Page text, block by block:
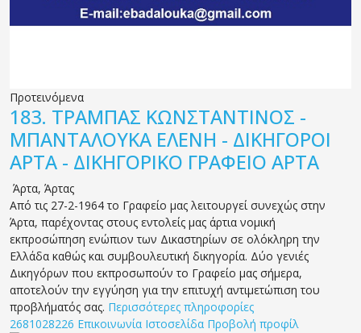
Προτεινόμενα
183. ΤΡΑΜΠΑΣ ΚΩΝΣΤΑΝΤΙΝΟΣ -
ΜΠΑΝΤΑΛΟΥΚΑ ΕΛΕΝΗ - ΔΙΚΗΓΟΡΟΙ
ΑΡΤΑ - ΔΙΚΗΓΟΡΙΚΟ ΓΡΑΦΕΙΟ ΑΡΤΑ
Άρτα, Άρτας
Από τις 27-2-1964 το Γραφείο μας λειτουργεί συνεχώς στην
Άρτα, παρέχοντας στους εντολείς μας άρτια νομική
εκπροσώπηση ενώπιον των Δικαστηρίων σε ολόκληρη την
Ελλάδα καθώς και συμβουλευτική δικηγορία. Δύο γενιές
Δικηγόρων που εκπροσωπούν το Γραφείο μας σήμερα,
αποτελούν την εγγύηση για την επιτυχή αντιμετώπιση του
προβλήματός σας. Περισσότερες πληροφορίες
2681028226 Επικοινωνία Ιστοσελίδα Προβολή προφίλ